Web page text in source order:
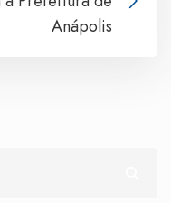
Anápolis